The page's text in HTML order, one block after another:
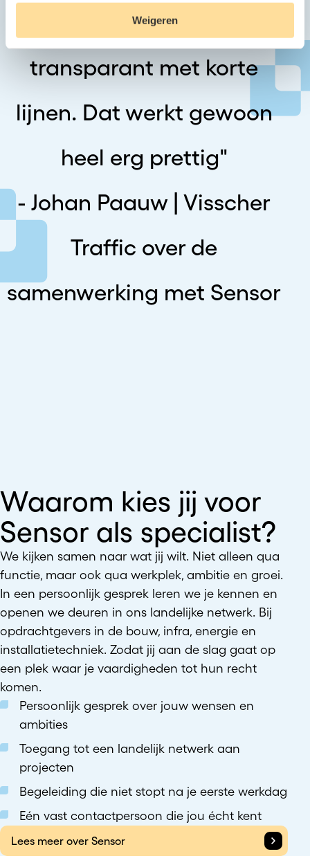
Weigeren
"Het is open, het is
transparant met korte
lijnen. Dat werkt gewoon
heel erg prettig"
- Johan Paauw | Visscher
Traffic over de
samenwerking met Sensor
Waarom kies jij voor
Sensor als specialist?
We kijken samen naar wat jij wilt. Niet alleen qua
functie, maar ook qua werkplek, ambitie en groei.
In een persoonlijk gesprek leren we je kennen en
openen we deuren in ons landelijke netwerk. Bij
opdrachtgevers in de bouw, infra, energie en
installatietechniek. Zodat jij aan de slag gaat op
een plek waar je vaardigheden tot hun recht
komen.
Persoonlijk gesprek over jouw wensen en
ambities
Toegang tot een landelijk netwerk aan
projecten
Begeleiding die niet stopt na je eerste werkdag
Eén vast contactpersoon die jou écht kent
Lees meer over Sensor